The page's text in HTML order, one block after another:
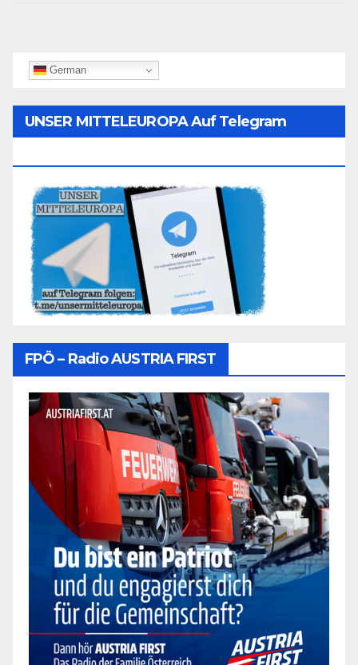
German
UNSER MITTELEUROPA Auf Telegram
FPÖ – Radio AUSTRIA FIRST